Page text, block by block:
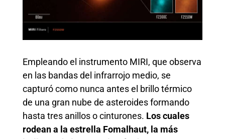
Empleando el instrumento MIRI, que observa
en las bandas del infrarrojo medio, se
capturó como nunca antes el brillo térmico
de una gran nube de asteroides formando
hasta tres anillos o cinturones. Los cuales
rodean a la estrella Fomalhaut, la más